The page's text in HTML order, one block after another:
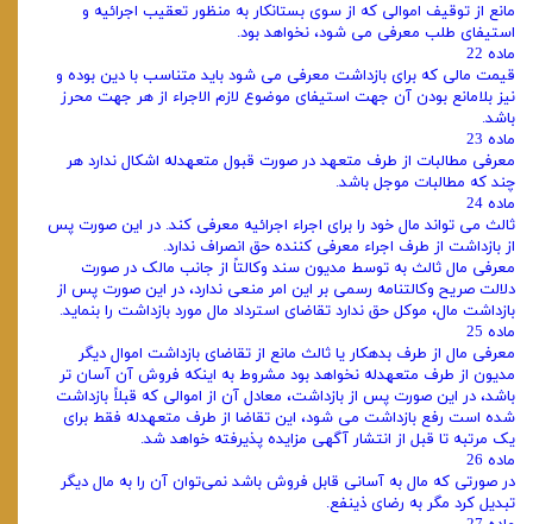
مانع از توقیف اموالی که از سوی بستانکار به منظور تعقیب اجرائیه و
استیفای طلب معرفی می‌ شود، نخواهد بود.
ماده 22
قیمت مالی که برای بازداشت معرفی می‌ شود باید متناسب با دین بوده و
نیز بلامانع بودن آن جهت استیفای موضوع لازم الاجراء از هر جهت محرز
باشد.
ماده 23
معرفی مطالبات از طرف متعهد در صورت قبول متعهدله اشکال ندارد هر
چند که مطالبات موجل باشد.
ماده 24
ثالث می‌ تواند مال خود را برای اجراء اجرائیه معرفی کند. در این صورت پس
از بازداشت از طرف اجراء معرفی کننده حق انصراف ندارد.
معرفی مال ثالث به توسط مدیون سند وکالتاً از جانب مالک در صورت
دلالت صریح وکالتنامه رسمی بر این امر منعی ندارد، در این صورت پس از
بازداشت مال، موکل حق ندارد تقاضای استرداد مال مورد بازداشت را بنماید.
ماده 25
معرفی مال از طرف بدهکار یا ثالث مانع از تقاضای بازداشت اموال دیگر
مدیون از طرف متعهدله نخواهد بود مشروط به اینکه فروش آن آسان تر
باشد، در این صورت پس از بازداشت، معادل آن از اموالی که قبلاً بازداشت
شده است رفع بازداشت می‌ شود، این تقاضا از طرف متعهدله فقط برای
یک مرتبه تا قبل از انتشار آگهی مزایده پذیرفته خواهد شد.
ماده 26
در صورتی که مال به آسانی قابل فروش باشد نمی‌توان آن را به مال دیگر
تبدیل کرد مگر به رضای ذینفع.